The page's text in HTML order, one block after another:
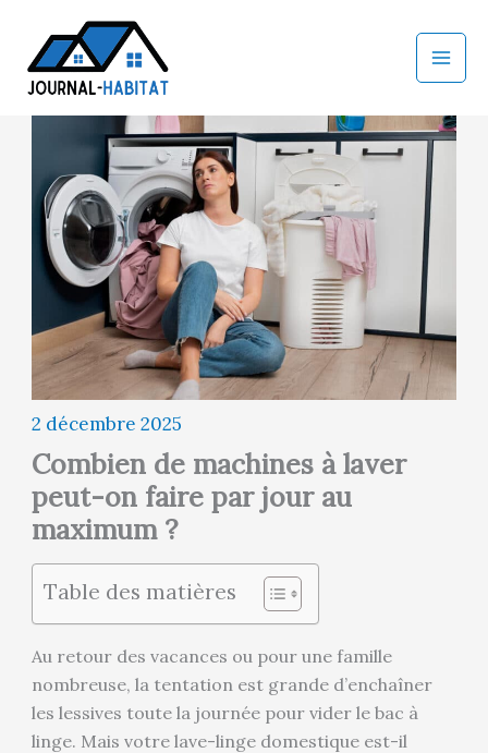
contenu
2 décembre 2025
Combien de machines à laver
peut-on faire par jour au
maximum ?
Table des matières
Au retour des vacances ou pour une famille
nombreuse, la tentation est grande d’enchaîner
les lessives toute la journée pour vider le bac à
linge. Mais votre lave-linge domestique est-il